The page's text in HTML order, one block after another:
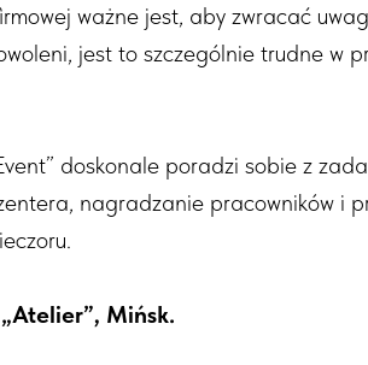
ważne jest, aby zwracać
jest to szczególnie trudne w
doskonale poradzi sobie z
nagradzanie pracowników i
Mińsk.